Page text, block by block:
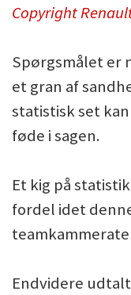
Copyright
Spørgsmålet er
et gran af
statistisk set
føde i sagen.
Et kig på
fordel idet
Endvidere